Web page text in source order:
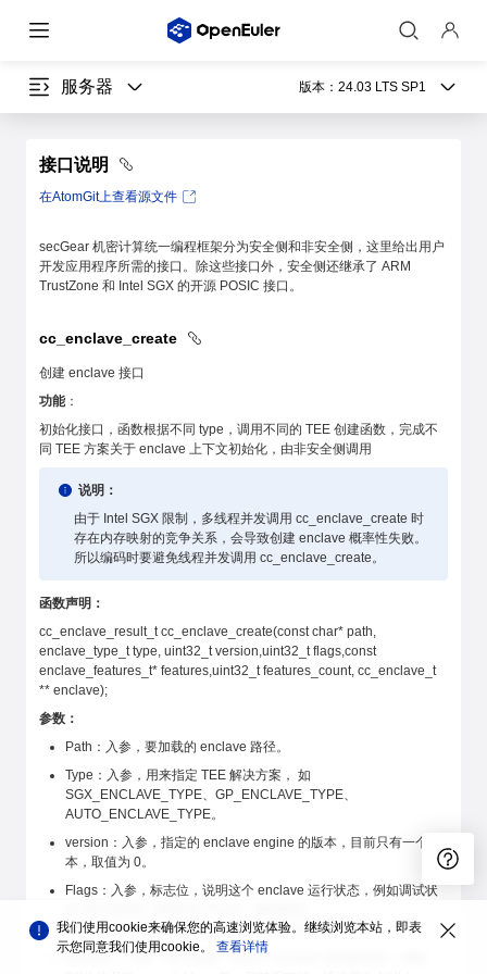
服务器 版本： 24.03 LTS SP1
接口说明
在AtomGit上查看源文件
secGear 机密计算统一编程框架分为安全侧和非安全侧，这里给出用户
开发应用程序所需的接口。除这些接口外，安全侧还继承了 ARM
TrustZone 和 Intel SGX 的开源 POSIC 接口。
cc_enclave_create
创建 enclave 接口
功能：
初始化接口，函数根据不同 type，调用不同的 TEE 创建函数，完成不
同 TEE 方案关于 enclave 上下文初始化，由非安全侧调用
说明：
由于 Intel SGX 限制，多线程并发调用 cc_enclave_create 时
存在内存映射的竞争关系，会导致创建 enclave 概率性失败。
所以编码时要避免线程并发调用 cc_enclave_create。
函数声明：
cc_enclave_result_t cc_enclave_create(const char* path,
enclave_type_t type, uint32_t version,uint32_t flags,const
enclave_features_t* features,uint32_t features_count, cc_enclave_t
** enclave);
参数：
Path：入参，要加载的 enclave 路径。
Type：入参，用来指定 TEE 解决方案， 如
SGX_ENCLAVE_TYPE、GP_ENCLAVE_TYPE、
AUTO_ENCLAVE_TYPE。
version：入参，指定的 enclave engine 的版本，目前只有一个版
本，取值为 0。
Flags：入参，标志位，说明这个 enclave 运行状态，例如调试状
SECGEAR_SIMULATE_FLAG（目前不支持）。
features：入参，用于设置一些关于 enclave 支持的特性，例如
我们使用cookie来确保您的高速浏览体验。继续浏览本站，即表
示您同意我们使用cookie。 查看详情